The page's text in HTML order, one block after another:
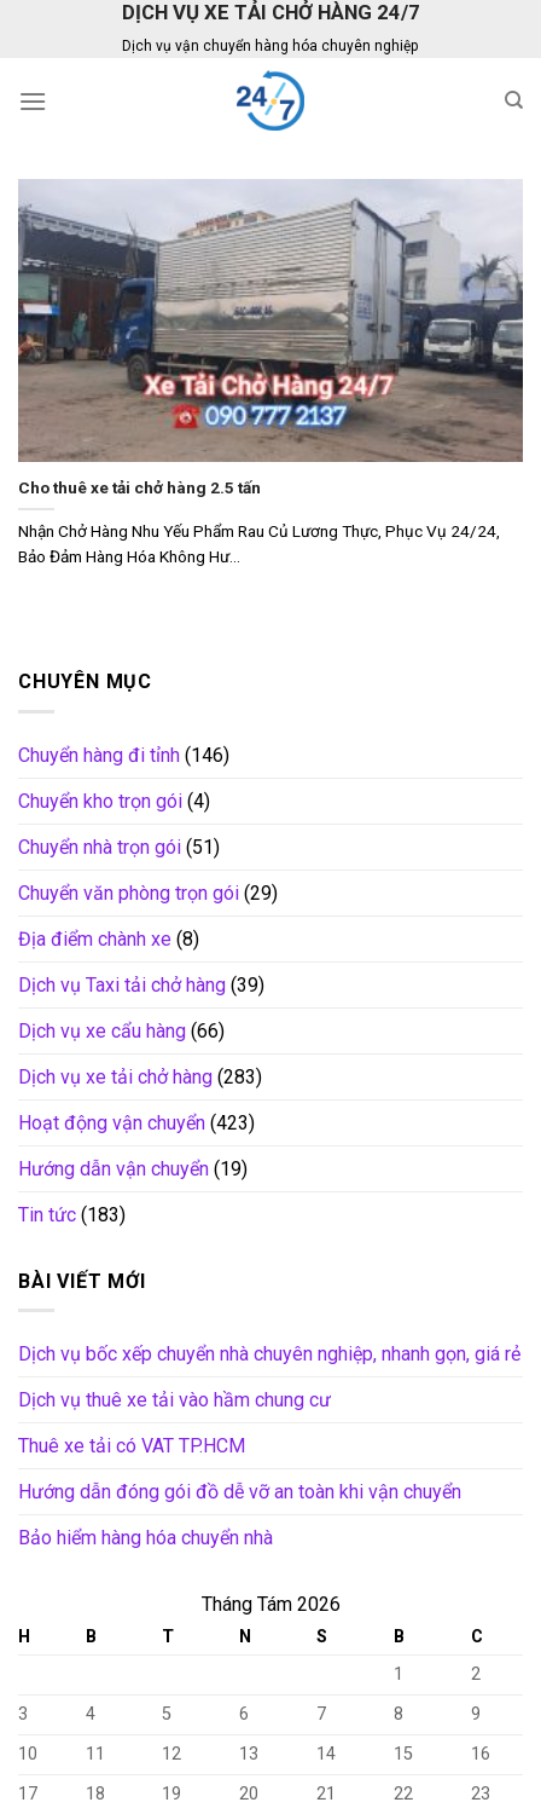
DỊCH VỤ XE TẢI CHỞ HÀNG 24/7
Dịch vụ vận chuyển hàng hóa chuyên nghiệp
Cho thuê xe tải chở hàng 2.5 tấn
Nhận Chở Hàng Nhu Yếu Phẩm Rau Củ Lương Thực, Phục Vụ 24/24,
Bảo Đảm Hàng Hóa Không Hư...
CHUYÊN MỤC
Chuyển hàng đi tỉnh (146)
Chuyển kho trọn gói (4)
Chuyển nhà trọn gói (51)
Chuyển văn phòng trọn gói (29)
Địa điểm chành xe (8)
Dịch vụ Taxi tải chở hàng (39)
Dịch vụ xe cẩu hàng (66)
Dịch vụ xe tải chở hàng (283)
Hoạt động vận chuyển (423)
Hướng dẫn vận chuyển (19)
Tin tức (183)
BÀI VIẾT MỚI
Dịch vụ bốc xếp chuyển nhà chuyên nghiệp, nhanh gọn, giá rẻ
Dịch vụ thuê xe tải vào hầm chung cư
Thuê xe tải có VAT TP.HCM
Hướng dẫn đóng gói đồ dễ vỡ an toàn khi vận chuyển
Bảo hiểm hàng hóa chuyển nhà
Tháng Tám 2026
H B T N S B
C
1
2
3
4 5 6 7 8
9
10
11 12 13 14 15
16
17
18 19 20 21 22
23